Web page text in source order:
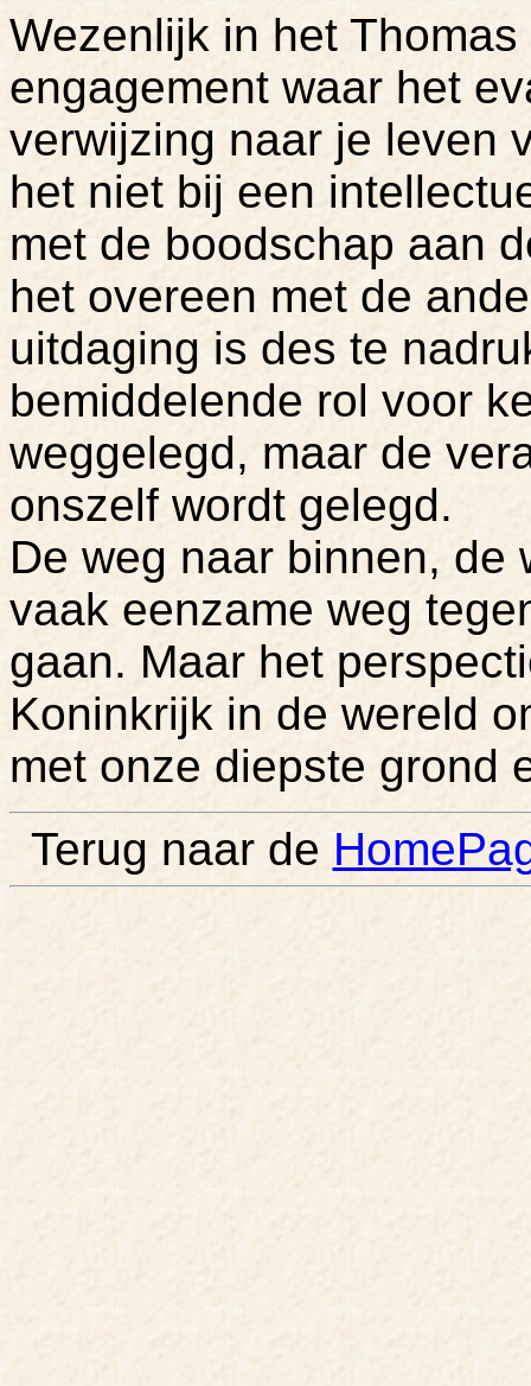
Wezenlijk in het
engagement waar het
verwijzing naar je leven
het niet bij een
met de boodschap aan
het overeen met de
uitdaging is des te
bemiddelende rol voor
weggelegd, maar de
onszelf wordt gelegd.
De weg naar binnen, de
vaak eenzame weg
gaan. Maar het
Koninkrijk in de wereld
met onze diepste grond
Terug naar de